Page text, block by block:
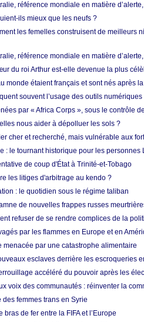
référence mondiale en matière
ils mieux que les neufs ?
les femelles construisent de meilleurs
référence mondiale en matière
du roi Arthur est-elle devenue la plus
monde étaient français et sont nés après
souvent l’usage des outils numériques
par « Africa Corps », sous le contrôle
nous aider à dépolluer les sols ?
cher et recherché, mais vulnérable aux
: le tournant historique pour les personnes
de coup d'État à Trinité-et-Tobago
les litiges d'arbitrage au kendo ?
: le quotidien sous le régime taliban
de nouvelles frappes russes
refuser de se rendre complices de la
par les flammes en Europe et en
menacée par une catastrophe alimentaire
esclaves derrière les escroqueries
accéléré du pouvoir après les
voix des communautés : réinventer la
des femmes trans en Syrie
de fer entre la FIFA et l’Europe